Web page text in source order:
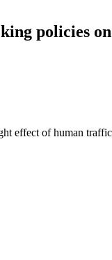
policies
effect of human